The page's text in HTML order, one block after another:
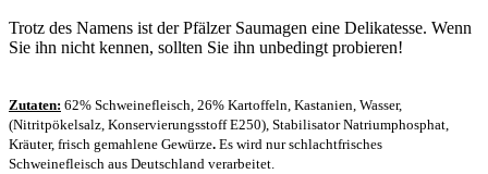
Trotz des Namens ist derPfälzer Saumagen eine Delikatesse. Wenn
Sie ihn nicht kennen, sollten Sie ihn unbedingt probieren!
Zutaten: 62% Schweinefleisch, 26% Kartoffeln, Kastanien, Wasser,
(Nitritpökelsalz, Konservierungsstoff E250), Stabilisator Natriumphosphat,
Kräuter, frisch gemahlene Gewürze. Es wird nur schlachtfrisches
Schweinefleisch aus Deutschland verarbeitet.